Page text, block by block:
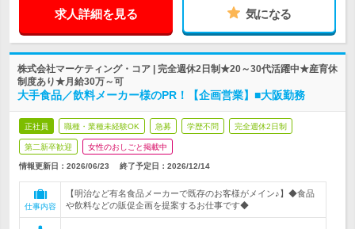
求人詳細を見る 気になる
株式会社マーケティング・コア | 完全週休2日制★20～30代活躍中★産育休
制度あり★月給30万～可
大手食品／飲料メーカー様のPR！【企画営業】■大阪勤務
正社員 職種・業種未経験OK 急募 学歴不問 完全週休2日制
第二新卒歓迎 女性のおしごと掲載中
情報更新日：2026/06/23 終了予定日： 2026/12/14
仕事内容
【明治など有名食品メーカーで既存のお客様がメイン♪】◆食品
や飲料などの販促企画を提案するお仕事です◆